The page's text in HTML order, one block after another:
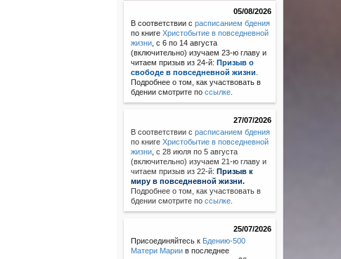
05/08/2026
В соответствии срасписанием бдения
по книгеХристобытие в повседневной
жизни , с 6 по 14 августа
(включительно) изучаем 23-ю главу и
читаем призыв из 24-й: Призыв о
свободе в повседневной жизни
Подробнее о том, как участвовать в
бдении смотрите поссылке
27/07/2026
В соответствии с расписанием бдения
по книгеХристобытие в повседневной
жизни с 28 июля по 5 августа
(включительно) изучаем 21-ю главу и
читаем призыв из 22-й: Призыв к
миру в повседневной жизни.
Подробнее о том, как участвовать в
бдении смотрите поссылке
25/07/2026
Присоединяйтесь к Бдению-500
Матери Марии в последнее